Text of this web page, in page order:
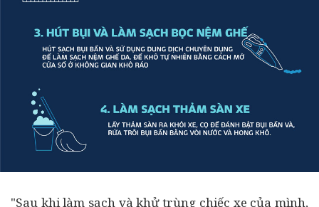
"Sau khi làm sạch và khử trùng chiếc xe của mình,